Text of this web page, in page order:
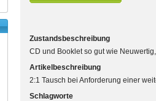
Zustandsbeschreibung
CD und Booklet so gut wie
Artikelbeschreibung
2:1 Tausch bei Anforderung einer
Schlagworte